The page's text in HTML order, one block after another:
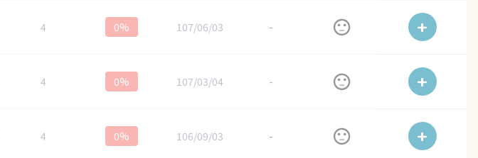
4 0% 107/06/03 -
4 0% 107/03/04 -
4 0% 106/09/03 -